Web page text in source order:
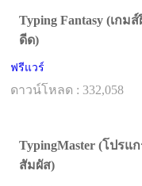
Typing Fantasy (เก
ดีด)
ฟรีแวร์
ดาวน์โหลด : 332,058
TypingMaster (โปรแ
สัมผัส)